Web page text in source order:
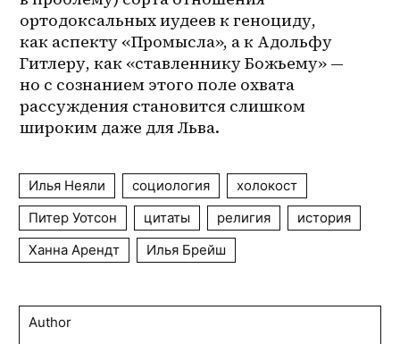
ортодоксальных иудеев к геноциду,
как аспекту «Промысла», а к Адольфу
Гитлеру, как «ставленнику Божьему» —
но с сознанием этого поле охвата
рассуждения становится слишком
широким даже для Льва.
Илья Неяли социология
холокост
Питер Уотсон
цитаты религия
история
Ханна Арендт
Илья Брейш
Author